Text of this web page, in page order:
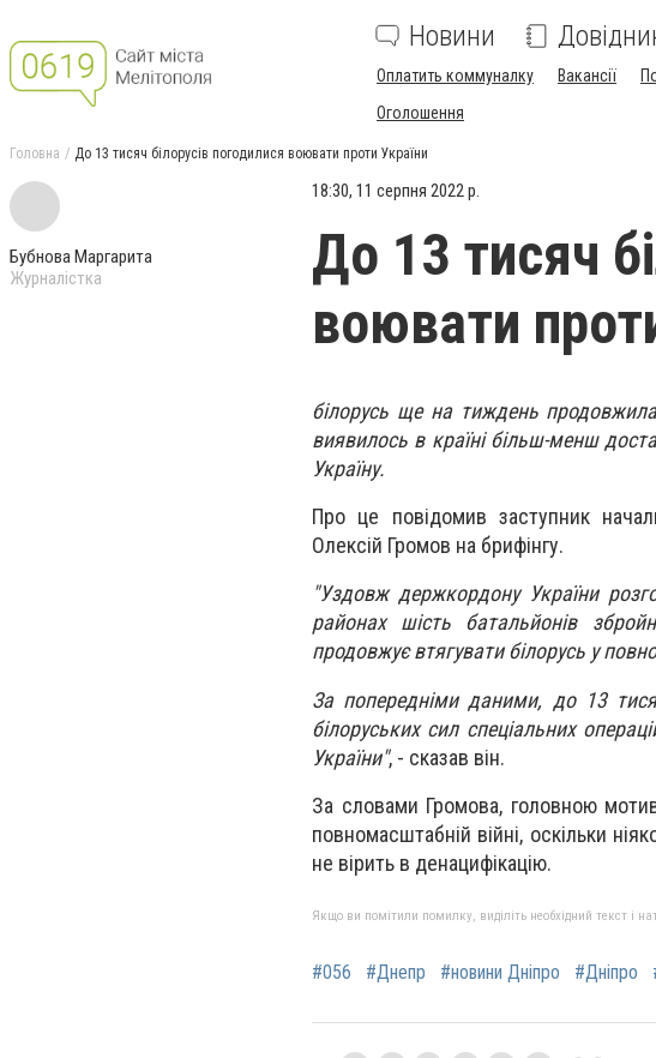
Новини
Оплатить коммуналку Вакансії
Оголошення
Головна До 13 тисяч білорусів погодилися воювати проти України
Бубнова Маргарита
Журналістка
18:30, 11 серпня 2022 р.
До 13 тисяч
воювати
білорусь ще на тиждень
виявилось в країні більш-менш
Україну.
Про це повідомив заступник
Олексій Громов на брифінгу.
"Уздовж держкордону України
районах шість батальйонів
продовжує втягувати білорусь у
За попередніми даними, до 13
білоруських сил спеціальних
України", - сказав він.
За словами Громова, головною
повномасштабній війні, оскільки
не вірить в денацифікацію.
Якщо ви помітили помилку, виділіть необхідний текст і
#056 #Днепр #новини Дніпро #Дніпро